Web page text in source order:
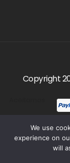
Copyright
We use
experience on
will